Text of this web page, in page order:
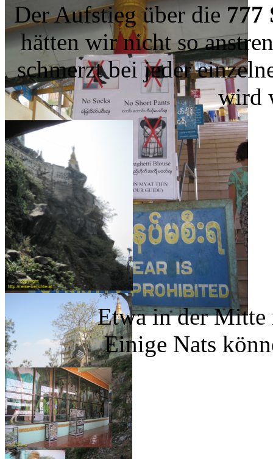
Der Aufstieg über die 777
hätten wir nicht so
schmerzt bei jeder
wird
Etwa in der Mitte
Einige Nats